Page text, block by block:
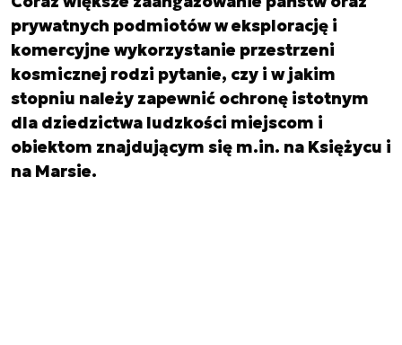
prywatnych podmiotów w eksplorację i
komercyjne wykorzystanie przestrzeni
kosmicznej rodzi pytanie, czy i w jakim
stopniu należy zapewnić ochronę istotnym
dla dziedzictwa ludzkości miejscom i
obiektom znajdującym się m.in. na Księżycu i
na Marsie.